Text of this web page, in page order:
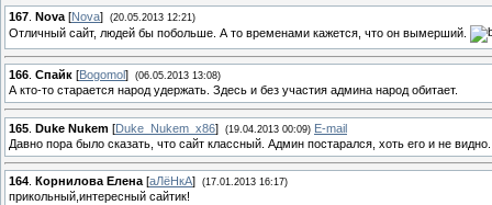
167
Nova [Nova] (20.05.2013 12:21)
Отличный сайт, людей бы побольше. А то временами кажется, что он вымерший.
166 Спайк [Bogomol] (06.05.2013 13:08)
А кто-то старается народ удержать. Здесь и без участия админа народ обитает.
165 Duke Nukem [Duke_Nukem_x86] (19.04.2013 00:09) E-mail
Давно пора было сказать, что сайт классный. Админ постарался, хоть его и не
164 Корнилова Елена [аЛёНкА] (17.01.2013 16:17)
прикольный,интересный сайтик!